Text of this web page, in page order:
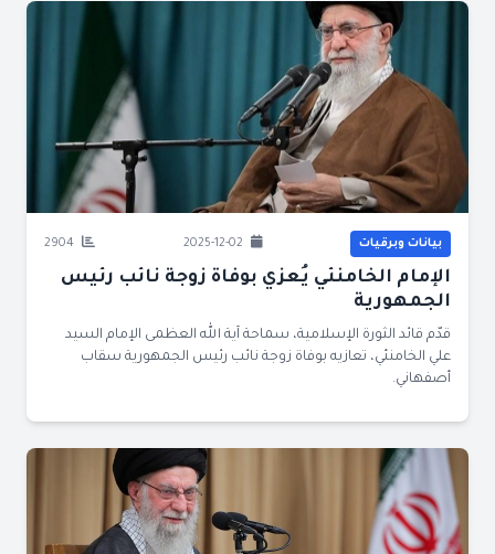
بيانات وبرقيات
الإمام الخامنئي يُعزي بوفاة زوجة نائب رئيس
الجمهورية
قدّم قائد الثورة الإسلامية، سماحة آية الله العظمى الإمام السيد
علي الخامنئي، تعازيه بوفاة زوجة نائب رئيس الجمهورية سقاب
أصفهاني.